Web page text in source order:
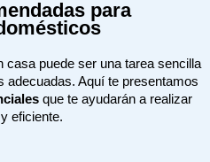
para
casa puede ser una tarea sencilla
adecuadas. Aquí te presentamos
que te ayudarán a realizar
eficiente.